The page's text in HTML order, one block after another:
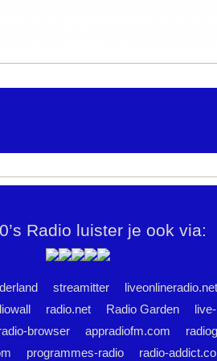
Radio luister je ook via:
streamitter liveonlineradio.net
radio.net Radio Garden
browser appradiofm.com
programmes-radio radio-